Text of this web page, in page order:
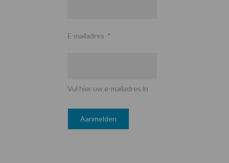
E-mailadres *
Vul hier uw e-mailadres in